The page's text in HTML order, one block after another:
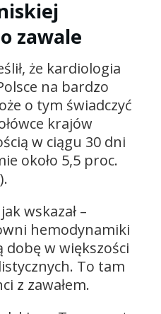
zawale
że kardiologia
na bardzo
o tym świadczyć
krajów
w ciągu 30 dni
około 5,5 proc.
wskazał –
hemodynamiki
dobę w większości
To tam
z zawałem.